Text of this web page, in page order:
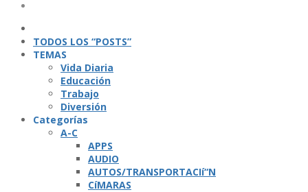
TODOS LOS “POSTS”
TEMAS
Vida Diaria
Educación
Trabajo
Diversión
Categorí­as
A-C
APPS
AUDIO
AUTOS/TRANSPORTACIí“N
CíMARAS